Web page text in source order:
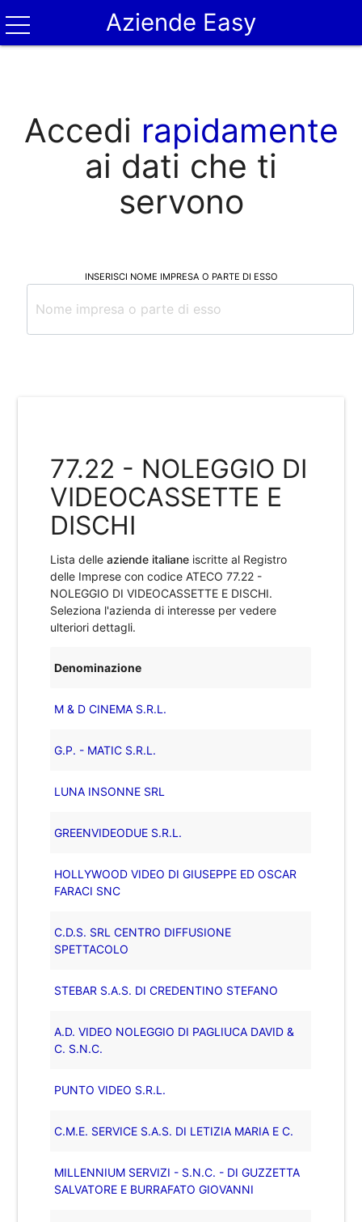
Aziende Easy
Accedi rapidamente
ai dati che ti
servono
INSERISCI NOME IMPRESA O PARTE DI ESSO
77.22 - NOLEGGIO DI
VIDEOCASSETTE E
DISCHI
Lista delleaziende italiane iscritte al Registro
delle Imprese con codice ATECO77.22 -
NOLEGGIO DI VIDEOCASSETTE E DISCHI.
Seleziona l'azienda di interesse per vedere
ulteriori dettagli.
Denominazione
M & D CINEMA S.R.L.
G.P. - MATIC S.R.L.
LUNA INSONNE SRL
GREENVIDEODUE S.R.L.
HOLLYWOOD VIDEO DI GIUSEPPE ED OSCAR
FARACI SNC
C.D.S. SRL CENTRO DIFFUSIONE
SPETTACOLO
STEBAR S.A.S. DI CREDENTINO STEFANO
A.D. VIDEO NOLEGGIO DI PAGLIUCA DAVID &
C. S.N.C.
PUNTO VIDEO S.R.L.
C.M.E. SERVICE S.A.S. DI LETIZIA MARIA E C.
MILLENNIUM SERVIZI - S.N.C. - DI GUZZETTA
SALVATORE E BURRAFATO GIOVANNI